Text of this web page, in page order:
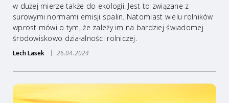
w dużej mierze także do ekologii. Jest to związane z
surowymi normami emisji spalin. Natomiast wielu rolników
wprost mówi o tym, że zależy im na bardziej świadomej
środowiskowo działalności rolniczej.
Lech Lasek 26.04.2024